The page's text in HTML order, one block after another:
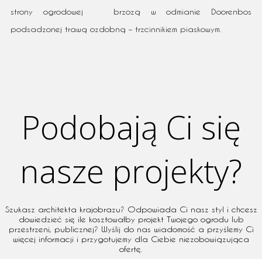
strony ogrodowej brzozą w odmianie Doorenbos
podsadzonej trawą ozdobną – trzcinnikiem piaskowym.
Podobają Ci się
nasze projekty?
Szukasz architekta krajobrazu? Odpowiada Ci nasz styl i chcesz
dowiedzieć się ile kosztowałby projekt Twojego ogrodu lub
przestrzeni, publicznej? Wyślij do nas wiadomość a przyślemy Ci
więcej informacji i przygotujemy dla Ciebie niezobowiązująca
ofertę.